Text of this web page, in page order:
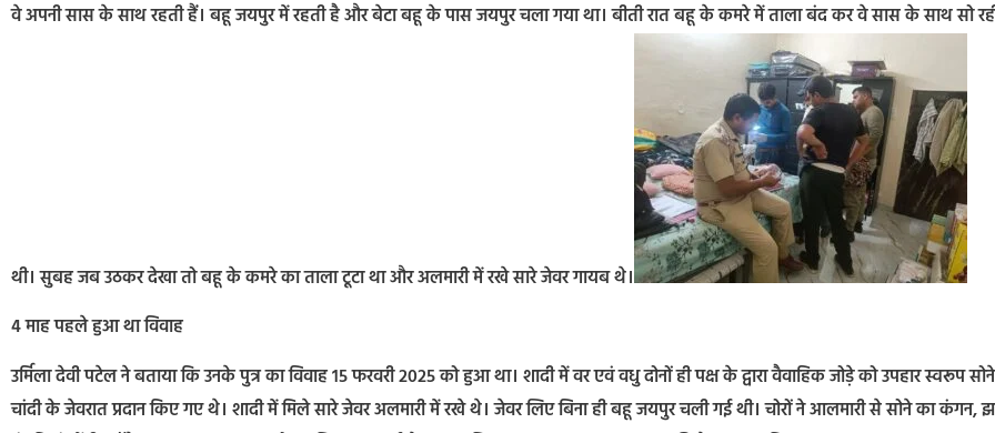
वे अपनी सास के साथ रहती हैं। बहू जयपुर में रहती है और बेटा बहू के पास जयपुर चला गया था। बीती रात बहू के कमरे में ताला बंद कर वे सास के साथ सो
थी। सुबह जब उठकर देखा तो बहू के कमरे का ताला टूटा था और अलमारी में रखे सारे जेवर गायब थे।
4 माह पहले हुआ था विवाह
उर्मिला देवी पटेल ने बताया कि उनके पुत्र का विवाह 15 फरवरी 2025 को हुआ था। शादी में वर एवं वधु दोनों ही पक्ष के द्वारा वैवाहिक जोड़े को उपहार स्वरूप सोने
चांदी के जेवरात प्रदान किए गए थे। शादी में मिले सारे जेवर अलमारी में रखे थे। जेवर लिए बिना ही बहू जयपुर चली गई थी। चोरों ने आलमारी से सोने का कंगन,